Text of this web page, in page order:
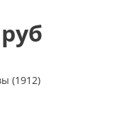
(1912)